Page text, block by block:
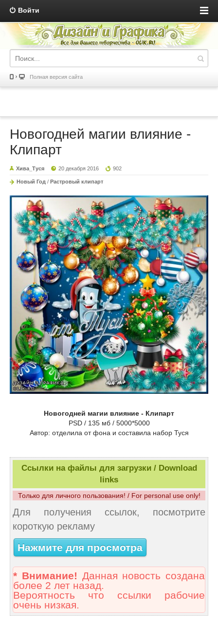
Войти
Полная версия сайта
Новогодней магии влияние -
Клипарт
Хива_Туся 20 декабря 2016 902
Новый Год / Растровый клипарт
Новогодней магии влияние - Клипарт
PSD / 135 мб / 5000*5000
Автор: отделила от фона и составила набор Туся
Ссылки на файлы для загрузки / Download
links
Только для личного пользования! / For personal use only!
Для получения ссылок, посмотрите
короткую рекламу
Нажмите для просмотра
* Внимание! Данная новость создана
более 2 лет назад.
Вероятность что ссылки рабочие
очень низкая.